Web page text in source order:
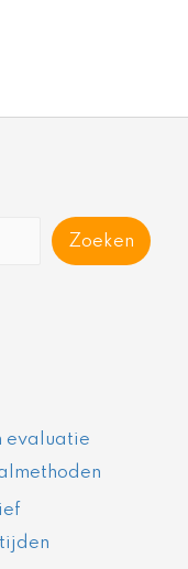
Zoeken
evaluatie